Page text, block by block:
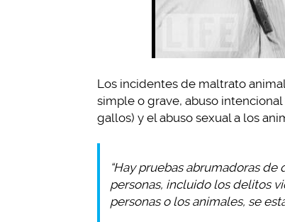
Los incidentes de maltrato
simple o grave, abuso
gallos) y el abuso sexual a los
“Hay pruebas abrumadoras
personas, incluido los delitos
personas o los animales, se